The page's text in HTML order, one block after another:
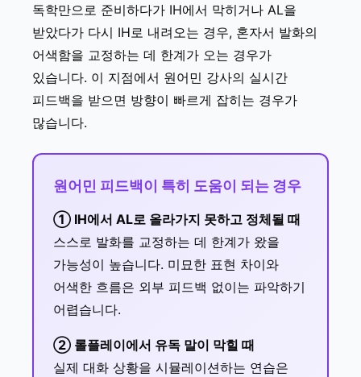
독학만으로 준비하다가 IH에서 막히거나 AL을
받았다가 다시 IH로 내려오는 경우, 혼자서 발화의
어색함을 교정하는 데 한계가 오는 경우가
있습니다. 이 지점에서 원어민 강사의 실시간
피드백을 받으면 방향이 빠르게 잡히는 경우가
많습니다.
원어민 피드백이 특히 도움이 되는 경우
① IH에서 AL로 올라가지 못하고 정체될 때
스스로 발화를 교정하는 데 한계가 왔을
가능성이 높습니다. 미묘한 표현 차이와
어색한 흐름은 외부 피드백 없이는 파악하기
어렵습니다.
② 롤플레이에서 유독 말이 막힐 때
실제 대화 상황을 시뮬레이션하는 연습은